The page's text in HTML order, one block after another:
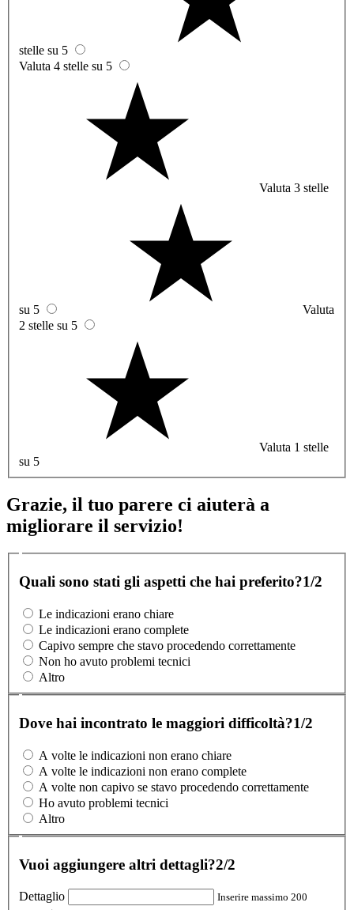
stelle su 5
Valuta 4 stelle su 5
Valuta 3 stelle
su 5
Valuta
2 stelle su 5
Valuta 1 stelle
su 5
Grazie, il tuo parere ci aiuterà a
migliorare il servizio!
Quali sono stati gli aspetti che hai preferito?1/2
Le indicazioni erano chiare
Le indicazioni erano complete
Capivo sempre che stavo procedendo correttamente
Non ho avuto problemi tecnici
Altro
Dove hai incontrato le maggiori difficoltà?1/2
A volte le indicazioni non erano chiare
A volte le indicazioni non erano complete
A volte non capivo se stavo procedendo correttamente
Ho avuto problemi tecnici
Altro
Vuoi aggiungere altri dettagli?2/2
Dettaglio
Inserire massimo 200